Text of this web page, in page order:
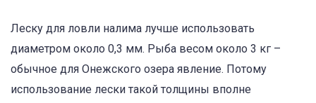
Леску для ловли налима лучше использовать
диаметром около 0,3 мм. Рыба весом около 3 кг –
обычное для Онежского озера явление. Потому
использование лески такой толщины вполне